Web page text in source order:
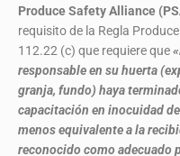
Produce Safety Alliance
requisito de la Regla
112.22 (c) que requiere que
responsable en su huerta
granja, fundo) haya
capacitación en inocuidad
menos equivalente a la
reconocido como adecuado